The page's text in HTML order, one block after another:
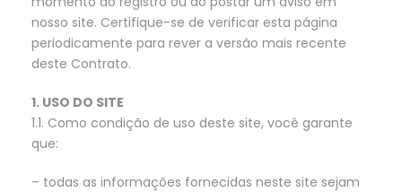
nosso site. Certifique-se de verificar esta página
periodicamente para rever a versão mais recente
deste Contrato.
1. USO DO SITE
1.1. Como condição de uso deste site, você garante
que:
– todas as informações fornecidas neste site sejam